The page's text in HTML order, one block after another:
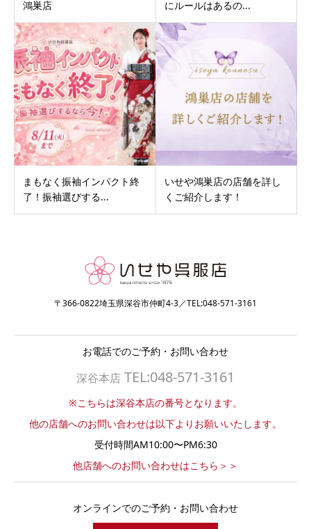
鴻巣店 にルールはあるの...
まもなく振袖インパクト終
了！振袖選びする...
いせや鴻巣店の店舗を詳し
くご紹介します！
〒366-0822埼玉県深谷市仲町4-3／TEL:048-571-3161
お電話でのご予約・お問い合わせ
深谷本店 TEL:048-571-3161
※こちらは深谷本店の番号となります。
他の店舗へのお問い合わせは以下よりお願いいたします。
受付時間AM10:00〜PM6:30
他店舗へのお問い合わせはこちら＞＞
オンラインでのご予約・お問い合わせ